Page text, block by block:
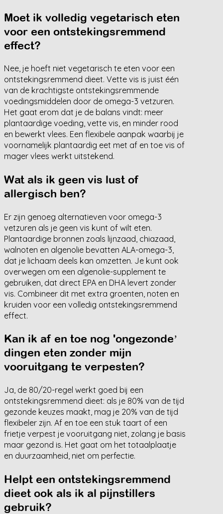
Moet ik volledig vegetarisch eten
voor een ontstekingsremmend
effect?
Nee, je hoeft niet vegetarisch te eten voor een
ontstekingsremmend dieet. Vette vis is juist één
van de krachtigste ontstekingsremmende
voedingsmiddelen door de omega-3 vetzuren.
Het gaat erom dat je de balans vindt: meer
plantaardige voeding, vette vis, en minder rood
en bewerkt vlees. Een flexibele aanpak waarbij je
voornamelijk plantaardig eet met af en toe vis of
mager vlees werkt uitstekend.
Wat als ik geen vis lust of
allergisch ben?
Er zijn genoeg alternatieven voor omega-3
vetzuren als je geen vis kunt of wilt eten.
Plantaardige bronnen zoals lijnzaad, chiazaad,
walnoten en algenolie bevatten ALA-omega-3,
dat je lichaam deels kan omzetten. Je kunt ook
overwegen om een algenolie-supplement te
gebruiken, dat direct EPA en DHA levert zonder
vis. Combineer dit met extra groenten, noten en
kruiden voor een volledig ontstekingsremmend
effect.
Kan ik af en toe nog 'ongezondeʼ
dingen eten zonder mijn
vooruitgang te verpesten?
Ja, de 80/20-regel werkt goed bij een
ontstekingsremmend dieet: als je 80% van de tijd
gezonde keuzes maakt, mag je 20% van de tijd
flexibeler zijn. Af en toe een stuk taart of een
frietje verpest je vooruitgang niet, zolang je basis
maar gezond is. Het gaat om het totaalplaatje
en duurzaamheid, niet om perfectie.
Helpt een ontstekingsremmend
dieet ook als ik al pijnstillers
gebruik?